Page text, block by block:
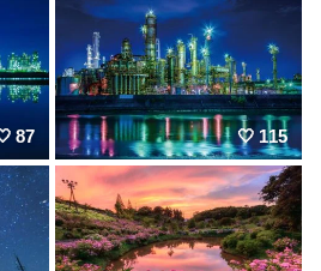
87 115